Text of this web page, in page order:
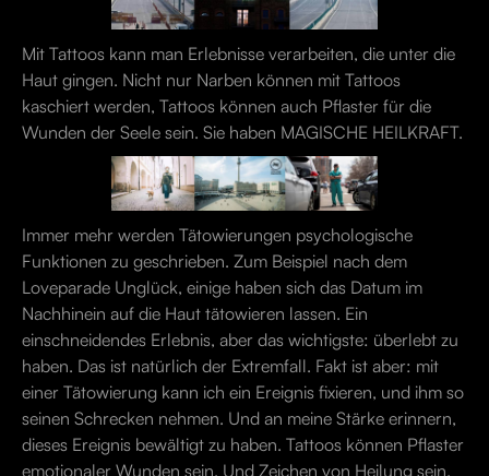
Mit Tattoos kann man Erlebnisse verarbeiten, die unter die
Haut gingen. Nicht nur Narben können mit Tattoos
kaschiert werden, Tattoos können auch Pflaster für die
Wunden der Seele sein. Sie haben MAGISCHE HEILKRAFT.
Immer mehr werden Tätowierungen psychologische
Funktionen zu geschrieben. Zum Beispiel nach dem
Loveparade Unglück, einige haben sich das Datum im
Nachhinein auf die Haut tätowieren lassen. Ein
einschneidendes Erlebnis, aber das wichtigste: überlebt zu
haben. Das ist natürlich der Extremfall. Fakt ist aber: mit
einer Tätowierung kann ich ein Ereignis fixieren, und ihm so
seinen Schrecken nehmen. Und an meine Stärke erinnern,
dieses Ereignis bewältigt zu haben. Tattoos können Pflaster
emotionaler Wunden sein. Und Zeichen von Heilung sein.